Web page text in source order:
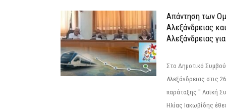
Απάντηση των
Αλεξάνδρειας
Αλεξάνδρειας
Στο Δημοτικό
Αλεξάνδρειας στις
παράταξης " Λαϊκή
Ηλίας Ιακωβίδης